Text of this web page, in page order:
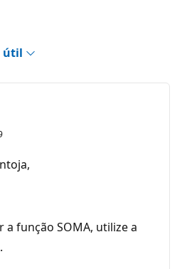
útil
a função SOMA, utilize a